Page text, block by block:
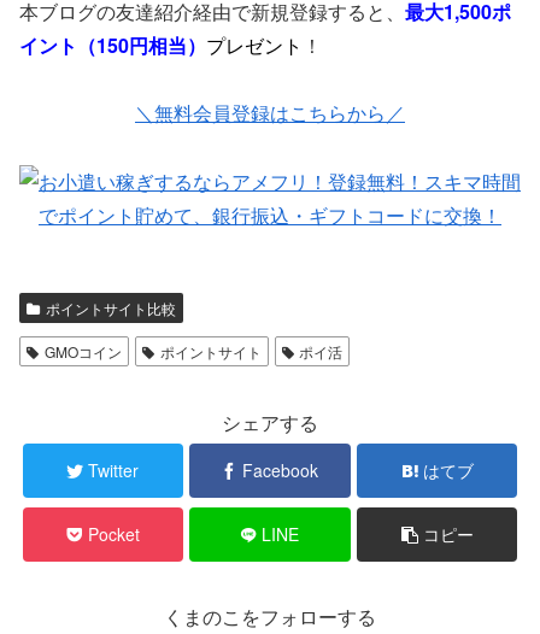
本ブログの友達紹介経由で新規登録すると、 最大1,500ポ
イント（150円相当） プレゼント ！
＼無料会員登録はこちらから／
ポイントサイト比較
GMOコイン ポイントサイト ポイ活
シェアする
Twitter Facebook はてブ
Pocket LINE コピー
くまのこをフォローする